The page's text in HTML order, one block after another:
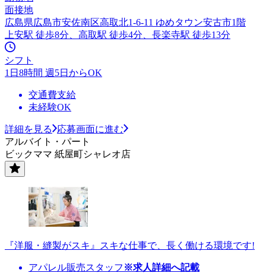
面接地
広島県広島市安佐南区高取北1-6-11 ゆめタウン安古市1階
上安駅 徒歩8分、高取駅 徒歩4分、長楽寺駅 徒歩13分
シフト
1日8時間 週5日からOK
交通費支給
未経験OK
詳細を見る
応募画面に進む
アルバイト・パート
ビックママ 紙屋町シャレオ店
『洋服・縫製がスキ』スキな仕事で、長く働ける環境です!
アパレル販売スタッフ ※求人詳細へ記載